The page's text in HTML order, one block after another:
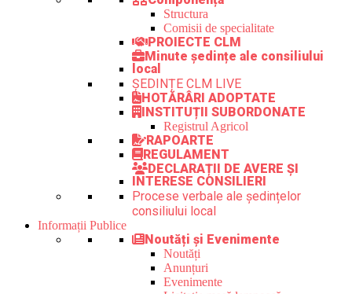
Structura
Comisii de specialitate
PROIECTE CLM
Minute ședințe ale consiliului
local
ȘEDINȚE CLM LIVE
HOTĂRÂRI ADOPTATE
INSTITUȚII SUBORDONATE
Registrul Agricol
RAPOARTE
REGULAMENT
DECLARAȚII DE AVERE ȘI
INTERESE CONSILIERI
Procese verbale ale ședințelor
consiliului local
Informații Publice
Noutăți și Evenimente
Noutăți
Anunțuri
Evenimente